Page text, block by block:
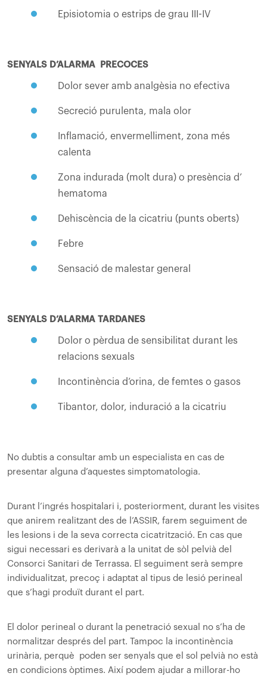
Episiotomia o estrips de grau III-IV
SENYALS D’ALARMA PRECOCES
Dolor sever amb analgèsia no efectiva
Secreció purulenta, mala olor
Inflamació, envermelliment, zona més
calenta
Zona indurada (molt dura) o presència d’
hematoma
Dehiscència de la cicatriu (punts oberts)
Febre
Sensació de malestar general
SENYALS D’ALARMA TARDANES
Dolor o pèrdua de sensibilitat durant les
relacions sexuals
Incontinència d’orina, de femtes o gasos
Tibantor, dolor, induració a la cicatriu
No dubtis a consultar amb un especialista en cas de
presentar alguna d’aquestes simptomatologia.
Durant l’ingrés hospitalari i, posteriorment, durant les visites
que anirem realitzant des de l’ASSIR, farem seguiment de
les lesions i de la seva correcta cicatrització. En cas que
sigui necessari es derivarà a la unitat de sòl pelvià del
Consorci Sanitari de Terrassa. El seguiment serà sempre
individualitzat, precoç i adaptat al tipus de lesió perineal
que s’hagi produït durant el part.
El dolor perineal o durant la penetració sexual no s’ha de
normalitzar després del part. Tampoc la incontinència
urinària, perquè poden ser senyals que el sol pelvià no està
en condicions òptimes. Així podem ajudar a millorar-ho